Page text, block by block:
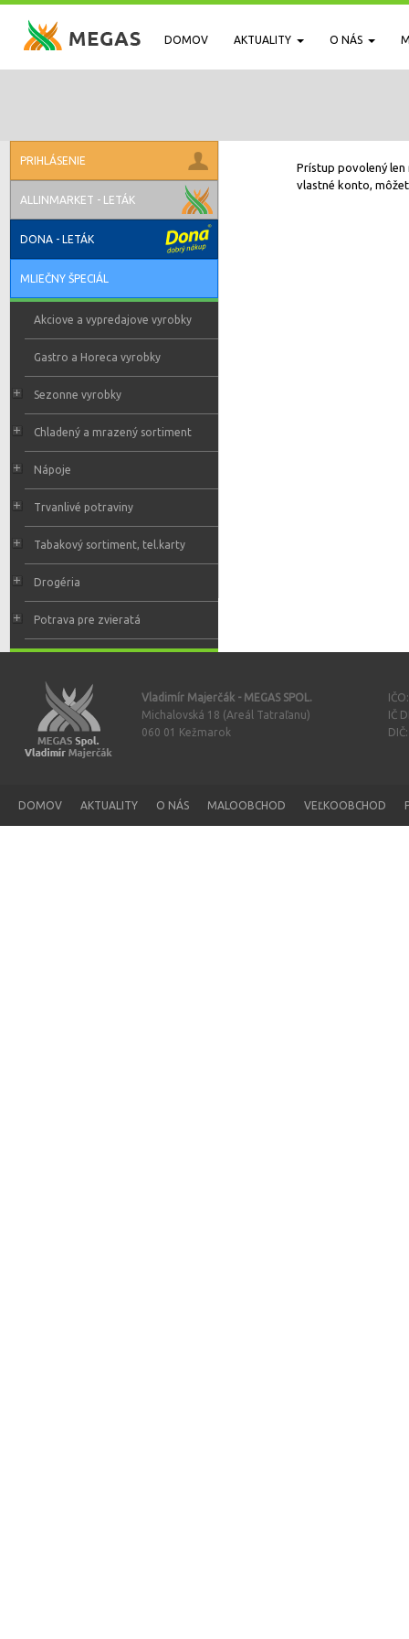
DOMOV AKTUALITY O NÁS
PRIHLÁSENIE
ALLINMARKET - LETÁK
DONA - LETÁK
MLIEČNY ŠPECIÁL
Akciove a vypredajove vyrobky
Gastro a Horeca vyrobky
Sezonne vyrobky
Chladený a mrazený sortiment
Nápoje
Trvanlivé potraviny
Tabakový sortiment, tel.karty
Drogéria
Potrava pre zvieratá
Prístup povolený len
vlastné konto,
Vladimír Majerčák - MEGAS SPOL.
Michalovská 18 (Areál Tatraľanu)
060 01 Kežmarok
IČ
DOMOV AKTUALITY O NÁS MALOOBCHOD VEĽKOOBCHOD